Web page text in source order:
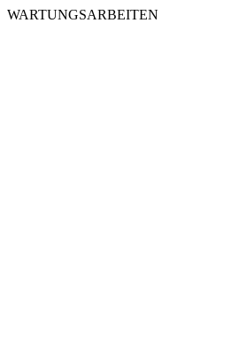
WARTUNGSARBEITEN